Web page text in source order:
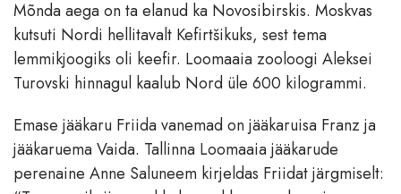
Mõnda aega on ta elanud ka Novosibirskis. Moskvas
kutsuti Nordi hellitavalt Kefirtšikuks, sest tema
lemmikjoogiks oli keefir. Loomaaia zooloogi Aleksei
Turovski hinnagul kaalub Nord üle 600 kilogrammi.
Emase jääkaru Friida vanemad on jääkaruisa Franz ja
jääkaruema Vaida. Tallinna Loomaaia jääkarude
perenaine Anne Saluneem kirjeldas Friidat järgmiselt: